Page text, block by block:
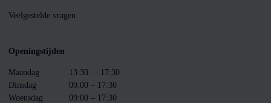
Veelgestelde vragen
Openingstijden
Maandag 13:30 – 17:30
Dinsdag
09:00 – 17:30
Woensdag
09:00 – 17:30